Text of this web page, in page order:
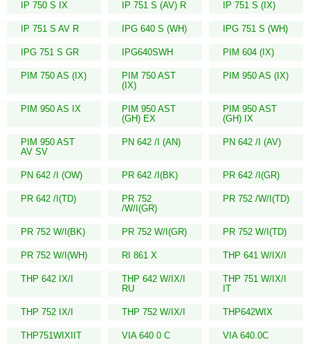
IP 750 S IX IP 751 S (AV) R IP 751 S (IX)
IP 751 S AV R IPG 640 S (WH) IPG 751 S (WH)
IPG 751 S GR IPG640SWH PIM 604 (IX)
PIM 750 AS (IX)
PIM 750 AST
(IX)
PIM 950 AS (IX)
PIM 950 AS IX
PIM 950 AST
(GH) EX
PIM 950 AST
(GH) IX
PIM 950 AST
AV SV
PN 642 /I (AN) PN 642 /I (AV)
PN 642 /I (OW) PR 642 /I(BK) PR 642 /I(GR)
PR 642 /I(TD)
PR 752
/W/I(GR)
PR 752 /W/I(TD)
PR 752 W/I(BK) PR 752 W/I(GR) PR 752 W/I(TD)
PR 752 W/I(WH) RI 861 X THP 641 W/IX/I
THP 642 IX/I
THP 642 W/IX/I
RU
THP 751 W/IX/I
IT
THP 752 IX/I THP 752 W/IX/I THP642WIX
THP751WIXIIT VIA 640 0 C VIA 640.0C